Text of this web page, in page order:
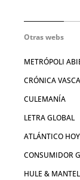
Otras webs
METRÓPOLI
CRÓNICA VASCA
CULEMANÍA
LETRA GLOBAL
ATLÁNTICO HOY
CONSUMIDOR
HULE & MANTEL